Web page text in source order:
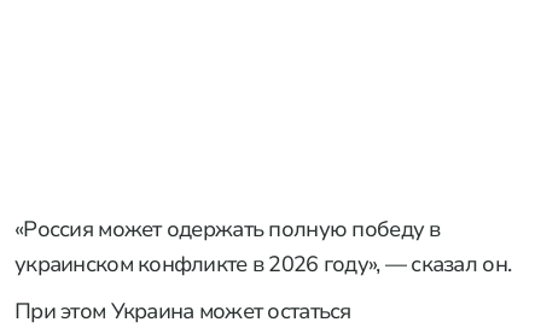
«Россия может одержать полную победу в
украинском конфликте в 2026 году», — сказал он.
При этом Украина может остаться